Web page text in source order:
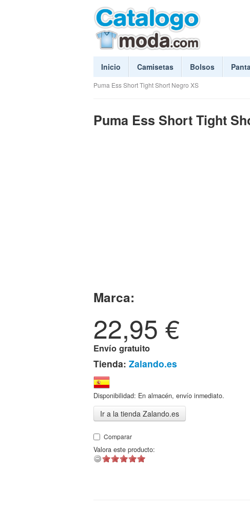
Inicio Camisetas Bolsos
Puma Ess Short Tight Short Negro XS
Puma Ess Short Tight
Marca:
22,95 €
Envío gratuito
Tienda: Zalando.es
Disponibilidad: En almacén, envío inmediato.
Ir a la tienda Zalando.es
Comparar
Valora este producto: